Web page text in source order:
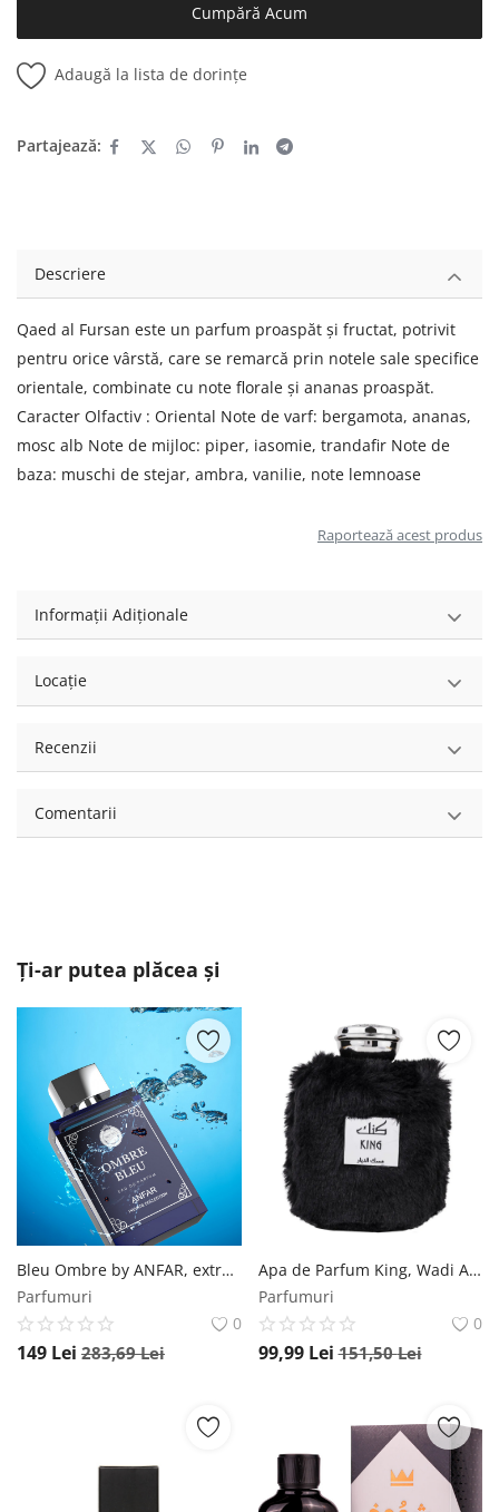
Cumpără Acum
Adaugă la lista de dorințe
Partajează:
Descriere
Qaed al Fursan este un parfum proaspăt și fructat, potrivit
pentru orice vârstă, care se remarcă prin notele sale specifice
orientale, combinate cu note florale și ananas proaspăt.
Caracter Olfactiv : Oriental Note de varf: bergamota, ananas,
mosc alb Note de mijloc: piper, iasomie, trandafir Note de
baza: muschi de stejar, ambra, vanilie, note lemnoase
Raportează acest produs
Informații Adiționale
Locație
Recenzii
Comentarii
Ți-ar putea plăcea și
Bleu Ombre by ANFAR, extract de parfum, barbati, 50ML Anfar
Parfumuri
0
149 Lei 283,69Lei
Apa de Parfum King, Wadi Al Khaleej, Barbati - 100ml Wadi Al Khaleej
Parfumuri
0
99,99 Lei 151,50Lei